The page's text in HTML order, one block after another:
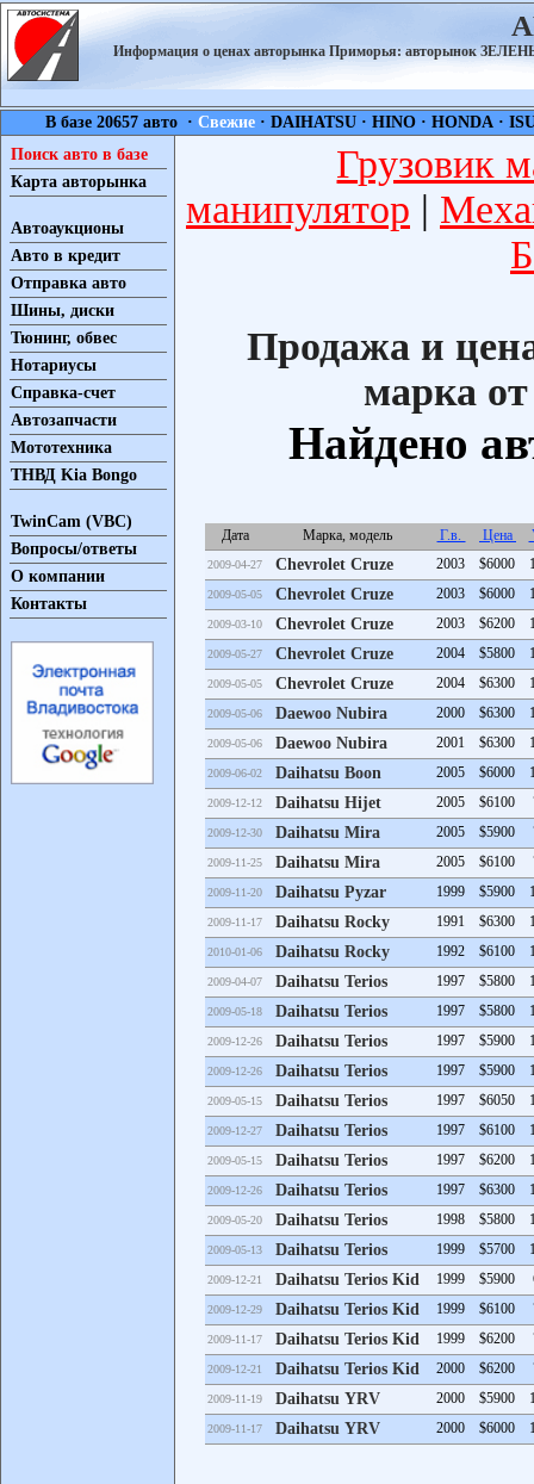
Информация о ценах авторынка Приморья: авторынок
В базе 20657 авто ·Свежие ·DAIHATSU ·HINO ·HONDA ·
Поиск авто в базе
Карта авторынка
Автоаукционы
Авто в кредит
Отправка авто
Шины, диски
Тюнинг, обвес
Нотариусы
Справка-счет
Автозапчасти
Мототехника
ТНВД Kia Bongo
TwinCam (VBC)
Вопросы/ответы
О компании
Контакты
Грузовик
манипулятор |
Продажа и
марка от
Найдено
Дата Марка, модель Г.в. Цена
2009-04-27 Chevrolet Cruze 2003 $6000
2009-05-05 Chevrolet Cruze 2003 $6000
2009-03-10 Chevrolet Cruze 2003 $6200
2009-05-27 Chevrolet Cruze 2004 $5800
2009-05-05 Chevrolet Cruze 2004 $6300
2009-05-06 Daewoo Nubira 2000 $6300
2009-05-06 Daewoo Nubira 2001 $6300
2009-06-02 Daihatsu Boon 2005 $6000
2009-12-12 Daihatsu Hijet 2005 $6100
2009-12-30 Daihatsu Mira 2005 $5900
2009-11-25 Daihatsu Mira 2005 $6100
2009-11-20 Daihatsu Pyzar 1999 $5900
2009-11-17 Daihatsu Rocky 1991 $6300
2010-01-06 Daihatsu Rocky 1992 $6100
2009-04-07 Daihatsu Terios 1997 $5800
2009-05-18 Daihatsu Terios 1997 $5800
2009-12-26 Daihatsu Terios 1997 $5900
2009-12-26 Daihatsu Terios 1997 $5900
2009-05-15 Daihatsu Terios 1997 $6050
2009-12-27 Daihatsu Terios 1997 $6100
2009-05-15 Daihatsu Terios 1997 $6200
2009-12-26 Daihatsu Terios 1997 $6300
2009-05-20 Daihatsu Terios 1998 $5800
2009-05-13 Daihatsu Terios 1999 $5700
2009-12-21 Daihatsu Terios Kid 1999 $5900
2009-12-29 Daihatsu Terios Kid 1999 $6100
2009-11-17 Daihatsu Terios Kid 1999 $6200
2009-12-21 Daihatsu Terios Kid 2000 $6200
2009-11-19 Daihatsu YRV 2000 $5900
2009-11-17 Daihatsu YRV 2000 $6000